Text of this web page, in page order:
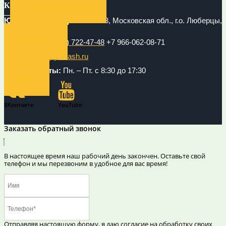
КОНТАКТЫ
Юридический адрес:
140153, Московская обл., г.о. Люберцы,
+7 (495) 722-47-48 +7 966-062-08-71
info@gigamash.ru
Режим работы: Пн. – Пт. с 8:30 до 17:30
ВКонтакте YouTube
Заказать обратный звонок
В настоящее время наш рабочий день закончен. Оставьте свой
телефон и мы перезвоним в удобное для вас время!
Отправляя настоящую форму, я даю согласие на обработку своих